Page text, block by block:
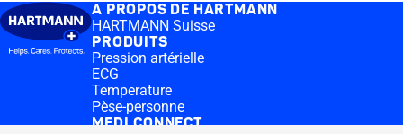
A PROPOS DE HARTMANN
HARTMANN Suisse
PRODUITS
Pression artérielle
ECG
Temperature
Pèse-personne
MEDI.CONNECT